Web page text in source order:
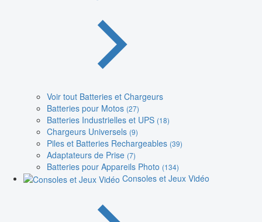
Voir tout Batteries et Chargeurs
Batteries pour Motos (27)
Batteries Industrielles et UPS (18)
Chargeurs Universels (9)
Piles et Batteries Rechargeables (39)
Adaptateurs de Prise (7)
Batteries pour Appareils Photo (134)
Consoles et Jeux Vidéo